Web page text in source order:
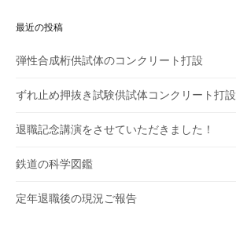
ン
最近の投稿
弾性合成桁供試体のコンクリート打設
ずれ止め押抜き試験供試体コンクリート打設
退職記念講演をさせていただきました！
鉄道の科学図鑑
定年退職後の現況ご報告